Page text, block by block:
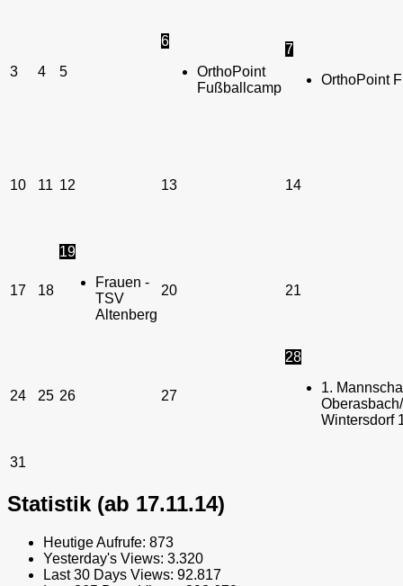
3 4 5
6
OrthoPoint
Fußballcamp
7
OrthoPoint
10 11 12 13 14
17 18
19
Frauen -
TSV
Altenberg
20 21
24 25 26 27
28
1.
Wintersdorf
31
Statistik (ab 17.11.14)
Heutige Aufrufe: 873
Yesterday's Views: 3.320
Last 30 Days Views: 92.817